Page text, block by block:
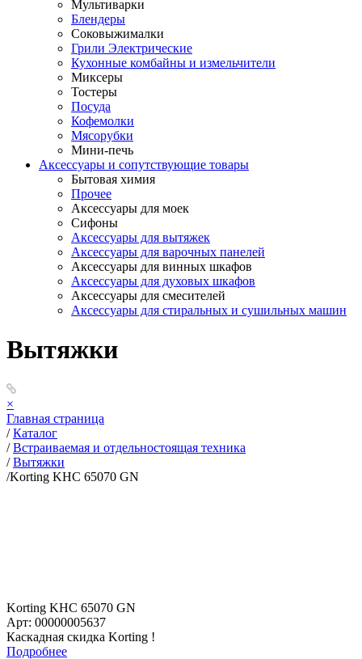
Мультиварки
Блендеры
Соковыжималки
Грили Электрические
Кухонные комбайны и измельчители
Миксеры
Тостеры
Посуда
Кофемолки
Мясорубки
Мини-печь
Аксессуары и сопутствующие товары
Бытовая химия
Прочее
Аксессуары для моек
Сифоны
Аксессуары для вытяжек
Аксессуары для варочных панелей
Аксессуары для винных шкафов
Аксессуары для духовых шкафов
Аксессуары для смесителей
Аксессуары для стиральных и сушильных машин
Вытяжки
×
Главная страница
/ Каталог
/ Встраиваемая и отдельностоящая техника
/ Вытяжки
/Korting KHC 65070 GN
Korting KHC 65070 GN
Арт: 00000005637
Каскадная скидка Korting !
Подробнее